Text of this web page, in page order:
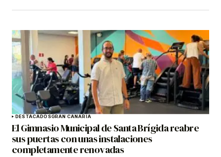
DESTACADOSGRAN CANARIA
El Gimnasio Municipal de Santa Brígida reabre
sus puertas con unas instalaciones
completamente renovadas